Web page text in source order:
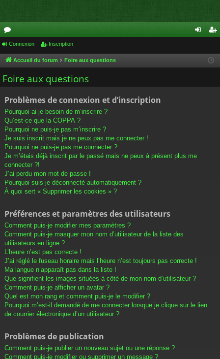
or
u
m
cri
Connexion Inscription
Accueil du forum Foire aux questions
Foire aux questions
Problèmes de connexion et d’inscription
Pourquoi ai-je besoin de m’inscrire ?
Qu’est-ce que la COPPA ?
Pourquoi ne puis-je pas m’inscrire ?
Je suis inscrit mais je ne peux pas me connecter !
Pourquoi ne puis-je pas me connecter ?
Je m’étais déjà inscrit par le passé mais ne peux à présent plus me
connecter ?!
J’ai perdu mon mot de passe !
Pourquoi suis-je déconnecté automatiquement ?
À quoi sert « Supprimer les cookies » ?
Préférences et paramètres des utilisateurs
Comment puis-je modifier mes paramètres ?
Comment puis-je masquer mon nom d’utilisateur de la liste des
utilisateurs en ligne ?
L’heure n’est pas correcte !
J’ai réglé le fuseau horaire mais l’heure n’est toujours pas correcte !
Ma langue n’apparaît pas dans la liste !
Que signifient les images situées à côté de mon nom d’utilisateur ?
Comment puis-je afficher un avatar ?
Quel est mon rang et comment puis-je le modifier ?
Pourquoi m’est-il demandé de me connecter lorsque je clique sur le lien
de courrier électronique d’un utilisateur ?
Problèmes de publication
Comment puis-je publier un nouveau sujet ou une réponse ?
Comment puis-je modifier ou supprimer un message ?